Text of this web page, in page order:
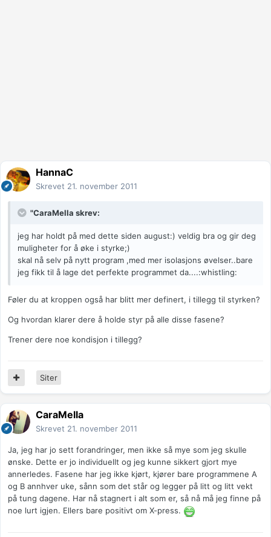
HannaC
Skrevet 21. november 2011
"CaraMella skrev:
jeg har holdt på med dette siden august:) veldig bra og gir deg
muligheter for å øke i styrke;)
skal nå selv på nytt program ,med mer isolasjons øvelser..bare
jeg fikk til å lage det perfekte programmet da....:whistling:
Føler du at kroppen også har blitt mer definert, i tillegg til styrken?
Og hvordan klarer dere å holde styr på alle disse fasene?
Trener dere noe kondisjon i tillegg?
Siter
CaraMella
Skrevet 21. november 2011
Ja, jeg har jo sett forandringer, men ikke så mye som jeg skulle
ønske. Dette er jo individuellt og jeg kunne sikkert gjort mye
annerledes. Fasene har jeg ikke kjørt, kjører bare programmene A
og B annhver uke, sånn som det står og legger på litt og litt vekt
på tung dagene. Har nå stagnert i alt som er, så nå må jeg finne på
noe lurt igjen. Ellers bare positivt om X-press.